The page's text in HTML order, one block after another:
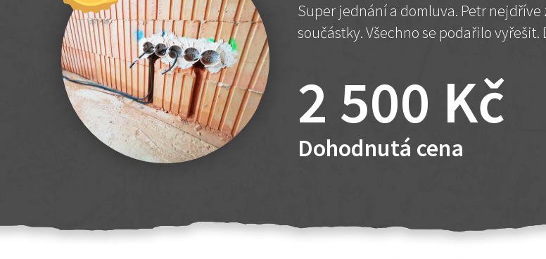
Super jednání a domluva. Petr
součástky. Všechno se podařilo
2 500 Kč
Dohodnutá cena